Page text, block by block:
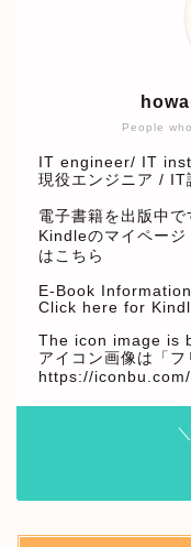
People
IT engineer/ IT
現役エンジニア / IT
電子書籍を出版中で
Kindleのマイページ
はこちら
E-Book Information
Click here for
The icon image is
アイコン画像は「フ
https://iconbu.com/